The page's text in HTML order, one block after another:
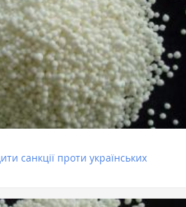
санкції проти українських